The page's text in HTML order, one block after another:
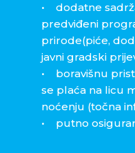
• dodatne
predviđeni
prirode(piće,
javni gradski
• boravišnu
se plaća na licu
noćenju (točna
• putno